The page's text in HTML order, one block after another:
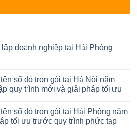
doanh nghiệp tại Hải Phòng
sổ đỏ trọn gói tại Hà Nội năm
quy trình mới và giải pháp tối ưu
sổ đỏ trọn gói tại Hải Phòng năm
tối ưu trước quy trình phức tạp